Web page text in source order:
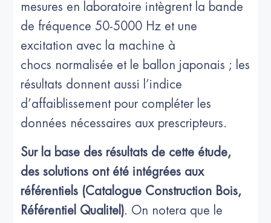
mesures en laboratoire intègrent la bande
de fréquence 50-5000 Hz et une
excitation avec la machine à
chocs normalisée et le ballon japonais ; les
résultats donnent aussi l’indice
d’affaiblissement pour compléter les
données nécessaires aux prescripteurs.
Sur la base des résultats de cette étude,
des solutions ont été intégrées aux
référentiels (Catalogue Construction Bois,
Référentiel Qualitel). On notera que le